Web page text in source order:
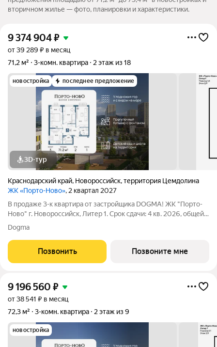
вторичном жилье — фото, планировки и характеристики.
9 374 904₽
от 39 289 ₽ в месяц
71,2 м²
3-комн. квартира 2 этаж из 18
новостройка последнее предложение
3D-тур
Краснодарский край, Новороссийск,территория Цемдолина
ЖК «Порто-Ново», 2 квартал 2027
В продаже 3-к квартира от застройщика DOGMA! ЖК "Порто-
Ново" г. Новороссийск, Литер 1. Срок сдачи: 4 кв. 2026, общей
площадью 71.2 кв.м., на 2 этаже. ЖК "Порто-Ново" новый порт
для комфортной жизни. Место, где шум Чёрного моря
становится саундтреком
Dogma
Позвонить Позвоните мне
9 196 560 ₽
от 38 541 ₽ в месяц
72,3 м²
3-комн. квартира 2 этаж из 9
новостройка